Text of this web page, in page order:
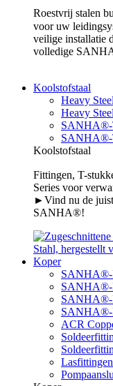
Roestvrij stalen
voor uw
veilige installatie
volledige
Koolstofstaal
Heavy
Heavy
SANHA®-
SANHA®-
Koolstofstaal
Fittingen, T-
Series voor
►Vind nu de
SANHA®!
Koper
SANHA®-
SANHA®-
SANHA®-
SANHA®-
ACR